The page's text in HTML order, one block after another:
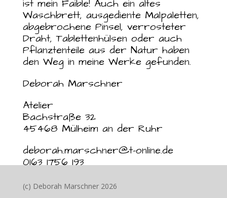
ist mein Faible! Auch ein altes
Waschbrett, ausgediente Malpaletten,
abgebrochene Pinsel, verrosteter
Draht, Tablettenhülsen oder auch
Pflanztenteile aus der Natur haben
den Weg in meine Werke gefunden.
Deborah Marschner
Atelier
Bachstraße 32
45468 Mülheim an der Ruhr
deborah.marschner@t-online.de
0163 1756 193
(c) Deborah Marschner 2026